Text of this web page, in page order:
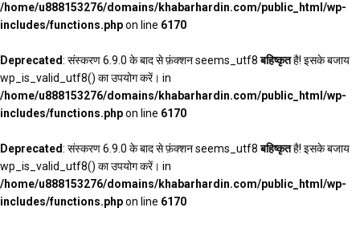
/home/u888153276/domains/khabarhardin.com/public_html/wp-
includes/functions.phpon line 6170
Deprecated: संस्करण 6.9.0 के बाद से फ़ंक्शन seems_utf8बहिष्कृतहै! इसके बजाय
wp_is_valid_utf8() का उपयोग करें। in
/home/u888153276/domains/khabarhardin.com/public_html/wp-
includes/functions.phpon line 6170
Deprecated: संस्करण 6.9.0 के बाद से फ़ंक्शन seems_utf8बहिष्कृतहै! इसके बजाय
wp_is_valid_utf8() का उपयोग करें। in
/home/u888153276/domains/khabarhardin.com/public_html/wp-
includes/functions.phpon line 6170